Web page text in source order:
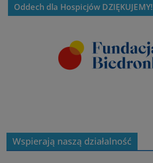
Oddech dla Hospicjów DZIĘKUJEMY!
Wspierają naszą działalność